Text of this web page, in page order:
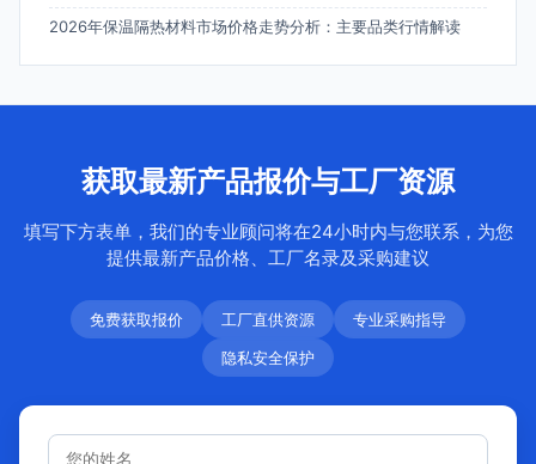
2026年保温隔热材料市场价格走势分析：主要品类行情解读
获取最新产品报价与工厂资源
填写下方表单，我们的专业顾问将在24小时内与您联系，为您
提供最新产品价格、工厂名录及采购建议
免费获取报价 工厂直供资源
专业采购指导
隐私安全保护